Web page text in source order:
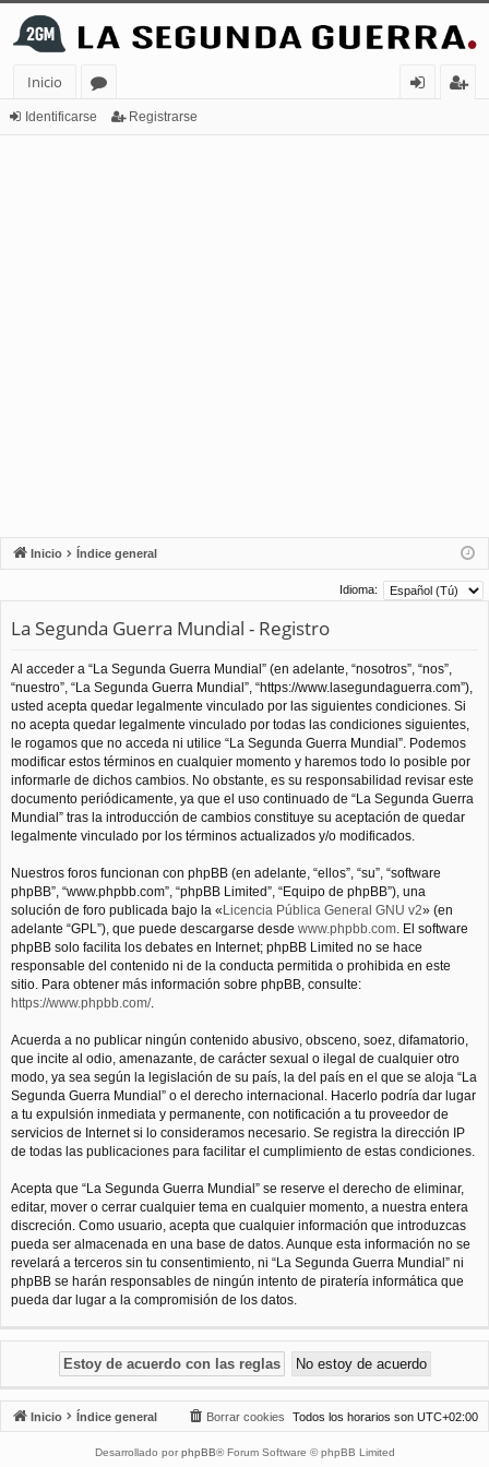
Inicio
or
Identificarse Registrarse
Inicio Índice general
Idioma:
La Segunda Guerra Mundial - Registro
Al acceder a “La Segunda Guerra Mundial” (en adelante, “nosotros”, “nos”,
“nuestro”, “La Segunda Guerra Mundial”, “https://www.lasegundaguerra.com”),
usted acepta quedar legalmente vinculado por las siguientes condiciones. Si
no acepta quedar legalmente vinculado por todas las condiciones siguientes,
le rogamos que no acceda ni utilice “La Segunda Guerra Mundial”. Podemos
modificar estos términos en cualquier momento y haremos todo lo posible por
informarle de dichos cambios. No obstante, es su responsabilidad revisar este
documento periódicamente, ya que el uso continuado de “La Segunda Guerra
Mundial” tras la introducción de cambios constituye su aceptación de quedar
legalmente vinculado por los términos actualizados y/o modificados.
Nuestros foros funcionan con phpBB (en adelante, “ellos”, “su”, “software
phpBB”, “www.phpbb.com”, “phpBB Limited”, “Equipo de phpBB”), una
solución de foro publicada bajo la «Licencia Pública General GNU v2» (en
adelante “GPL”), que puede descargarse desde www.phpbb.com. El software
phpBB solo facilita los debates en Internet; phpBB Limited no se hace
responsable del contenido ni de la conducta permitida o prohibida en este
sitio. Para obtener más información sobre phpBB, consulte:
https://www.phpbb.com/.
Acuerda a no publicar ningún contenido abusivo, obsceno, soez, difamatorio,
que incite al odio, amenazante, de carácter sexual o ilegal de cualquier otro
modo, ya sea según la legislación de su país, la del país en el que se aloja “La
Segunda Guerra Mundial” o el derecho internacional. Hacerlo podría dar lugar
a tu expulsión inmediata y permanente, con notificación a tu proveedor de
servicios de Internet si lo consideramos necesario. Se registra la dirección IP
de todas las publicaciones para facilitar el cumplimiento de estas condiciones.
Acepta que “La Segunda Guerra Mundial” se reserve el derecho de eliminar,
editar, mover o cerrar cualquier tema en cualquier momento, a nuestra entera
discreción. Como usuario, acepta que cualquier información que introduzcas
pueda ser almacenada en una base de datos. Aunque esta información no se
revelará a terceros sin tu consentimiento, ni “La Segunda Guerra Mundial” ni
phpBB se harán responsables de ningún intento de piratería informática que
pueda dar lugar a la compromisión de los datos.
Inicio Índice general Todos los horarios son UTC+02:00
Borrar cookies
Desarrollado por phpBB® Forum Software © phpBB Limited